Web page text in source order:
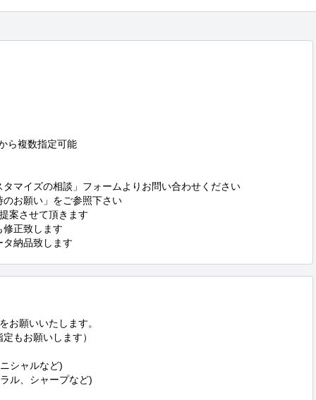
ら複数指定可能
マイズの相談」フォームよりお問い合わせください
お願い」をご参照下さい
案させて頂きます
正致します
納品致します
お願いいたします。
もお願いします）
シャルなど)
ル、シャープなど)